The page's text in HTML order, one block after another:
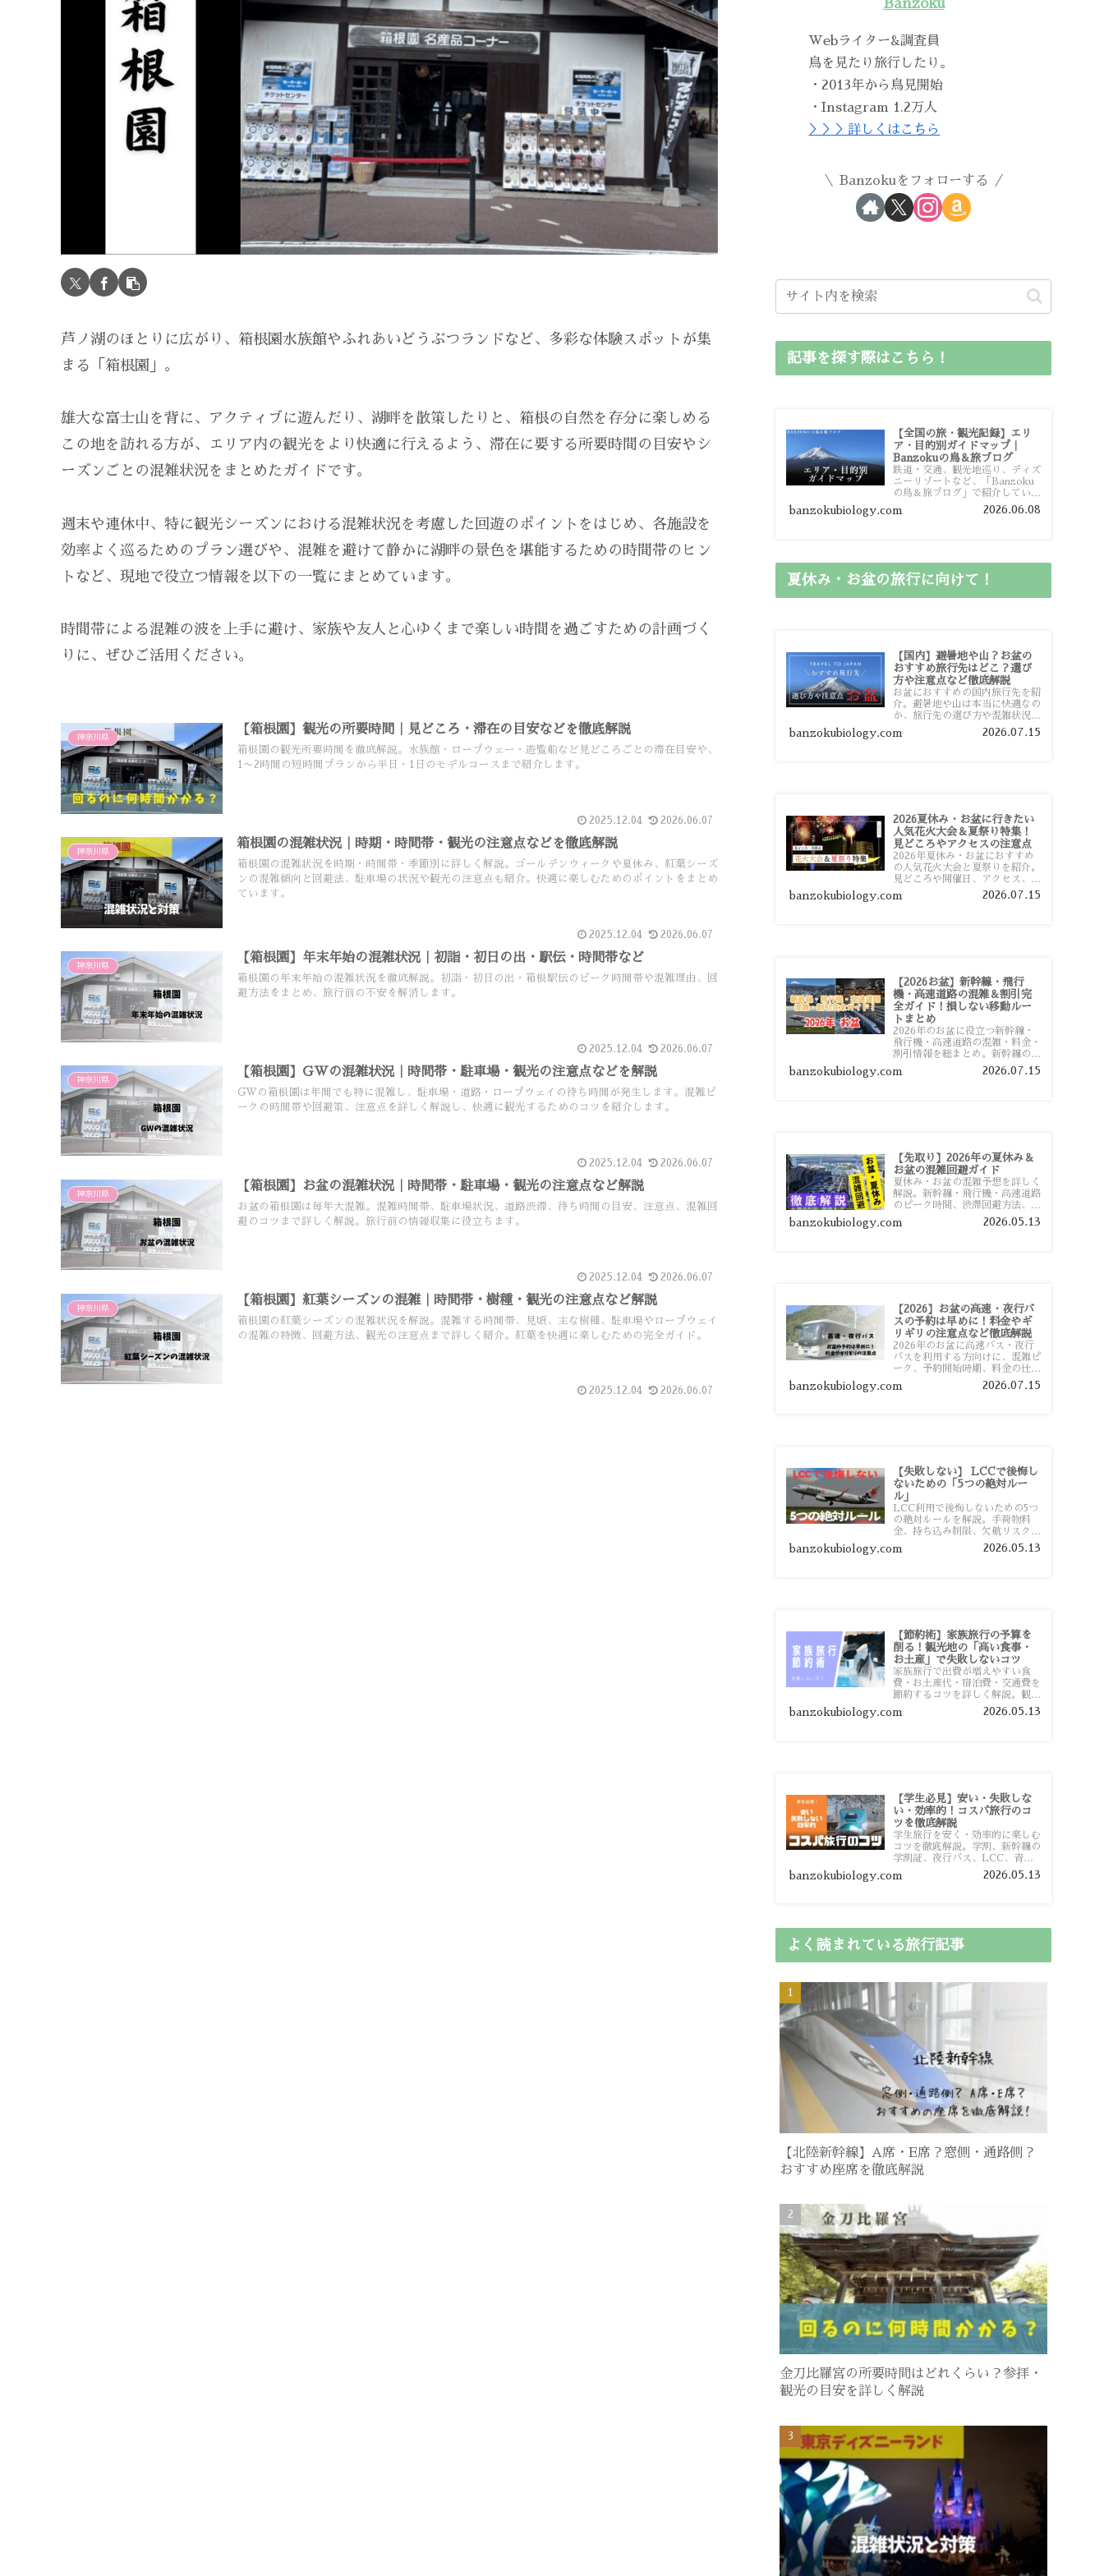
芦ノ湖のほとりに広がり、箱根園水族館やふれあいどうぶつランドなど、多彩な体験スポットが集
まる「箱根園」。
雄大な富士山を背に、アクティブに遊んだり、湖畔を散策したりと、箱根の自然を存分に楽しめる
この地を訪れる方が、エリア内の観光をより快適に行えるよう、滞在に要する所要時間の目安やシ
ーズンごとの混雑状況をまとめたガイドです。
週末や連休中、特に観光シーズンにおける混雑状況を考慮した回遊のポイントをはじめ、各施設を
効率よく巡るためのプラン選びや、混雑を避けて静かに湖畔の景色を堪能するための時間帯のヒン
トなど、現地で役立つ情報を以下の一覧にまとめています。
時間帯による混雑の波を上手に避け、家族や友人と心ゆくまで楽しい時間を過ごすための計画づく
りに、ぜひご活用ください。
神奈川県
【箱根園】観光の所要時間｜見どころ・滞在の目安などを徹底解説
箱根園の観光所要時間を徹底解説。水族館・ロープウェー・遊覧船など見どころごとの滞在目安や、
1〜2時間の短時間プランから半日・1日のモデルコースまで紹介します。
2025.12.04 2026.06.07
神奈川県
箱根園の混雑状況｜時期・時間帯・観光の注意点などを徹底解説
箱根園の混雑状況を時期・時間帯・季節別に詳しく解説。ゴールデンウィークや夏休み、紅葉シーズ
ンの混雑傾向と回避法、駐車場の状況や観光の注意点も紹介。快適に楽しむためのポイントをまとめ
ています。
2025.12.04 2026.06.07
神奈川県
【箱根園】年末年始の混雑状況｜初詣・初日の出・駅伝・時間帯など
箱根園の年末年始の混雑状況を徹底解説。初詣・初日の出・箱根駅伝のピーク時間帯や混雑理由、回
避方法をまとめ、旅行前の不安を解消します。
2025.12.04 2026.06.07
神奈川県
【箱根園】GWの混雑状況｜時間帯・駐車場・観光の注意点などを解説
GWの箱根園は年間でも特に混雑し、駐車場・道路・ロープウェイの待ち時間が発生します。混雑ピ
ークの時間帯や回避策、注意点を詳しく解説し、快適に観光するためのコツを紹介します。
2025.12.04 2026.06.07
神奈川県
【箱根園】お盆の混雑状況｜時間帯・駐車場・観光の注意点など解説
お盆の箱根園は毎年大混雑。混雑時間帯、駐車場状況、道路渋滞、待ち時間の目安、注意点、混雑回
避のコツまで詳しく解説。旅行前の情報収集に役立ちます。
2025.12.04 2026.06.07
神奈川県
【箱根園】紅葉シーズンの混雑｜時間帯・樹種・観光の注意点など解説
箱根園の紅葉シーズンの混雑状況を解説。混雑する時間帯、見頃、主な樹種、駐車場やロープウェイ
の混雑の特徴、回避方法、観光の注意点まで詳しく紹介。紅葉を快適に楽しむための完全ガイド。
2025.12.04 2026.06.07
Banzoku
Webライター&調査員
鳥を見たり旅行したり。
・2013年から鳥見開始
・Instagram 1.2万人
＞＞＞詳しくはこちら
Banzokuをフォローする
記事を探す際はこちら！
【全国の旅・観光記録】エリ
ア・目的別ガイドマップ｜
Banzokuの鳥＆旅ブログ
鉄道・交通、観光地巡り、ディズ
ニーリゾートなど、「Banzoku
の鳥＆旅ブログ」で紹介している
全国の旅行・観光記録をエリアや
目的別に整理しました。あなたが
banzokubiology.com 2026.06.08
夏休み・お盆の旅行に向けて！
【国内】避暑地や山？お盆の
おすすめ旅行先はどこ？選び
方や注意点など徹底解説
お盆におすすめの国内旅行先を紹
介。避暑地や山は本当に快適なの
か、旅行先の選び方や混雑状況、
注意点、比較的混雑を避けやすい
おすすめスポットまで旅行前に役
banzokubiology.com 2026.07.15
2026夏休み・お盆に行きたい
人気花火大会＆夏祭り特集！
見どころやアクセスの注意点
2026年夏休み・お盆におすすめ
の人気花火大会と夏祭りを紹介。
見どころや開催日、アクセス、混
雑対策、旅行前に知っておきたい
注意点をわかりやすく解説しま
banzokubiology.com 2026.07.15
【2026お盆】新幹線・飛行
機・高速道路の混雑＆割引完
全ガイド！損しない移動ルー
トまとめ
2026年のお盆に役立つ新幹線・
飛行機・高速道路の混雑・料金・
割引情報を総まとめ。新幹線の予
約や最繁忙期料金、飛行機を安く
予約するコツ、高速道路の休日割
banzokubiology.com 2026.07.15
【先取り】2026年の夏休み＆
お盆の混雑回避ガイド
夏休み・お盆の混雑予想を詳しく
解説。新幹線・飛行機・高速道路
のピーク時間、渋滞回避方法、混
雑しやすい観光地、交通手段別の
特徴まで旅行者向けに分かりやす
banzokubiology.com 2026.05.13
【2026】お盆の高速・夜行バ
スの予約は早めに！料金やギ
リギリの注意点など徹底解説
2026年のお盆に高速バス・夜行
バスを利用する方向けに、混雑ピ
ーク、予約開始時期、料金の仕組
み、キャンセル待ちのコツ、直前
予約の注意点まで詳しく解説しま
banzokubiology.com 2026.07.15
【失敗しない】 LCCで後悔し
ないための「5つの絶対ルー
ル」
LCC利用で後悔しないための5つ
の絶対ルールを解説。手荷物料
金、持ち込み制限、欠航リスク、
時間厳守など、格安航空会社を利
用する前に知っておきたい注意点
banzokubiology.com 2026.05.13
【節約術】家族旅行の予算を
削る！観光地の「高い食事・
お土産」で失敗しないコツ
家族旅行で出費が増えやすい食
費・お土産代・宿泊費・交通費を
節約するコツを詳しく解説。観光
地価格を避ける方法や、早割・ス
ーパー活用術、予算管理のポイン
banzokubiology.com 2026.05.13
【学生必見】安い・失敗しな
い・効率的！コスパ旅行のコ
ツを徹底解説
学生旅行を安く・効率的に楽しむ
コツを徹底解説。学割、新幹線の
学割証、夜行バス、LCC、青春
18きっぷ、レンタカー割り勘な
ど、学生向けの節約旅行術を詳し
banzokubiology.com 2026.05.13
よく読まれている旅行記事
【北陸新幹線】A席・E席？窓側・通路側？
おすすめ座席を徹底解説
金刀比羅宮の所要時間はどれくらい？参拝・
観光の目安を詳しく解説